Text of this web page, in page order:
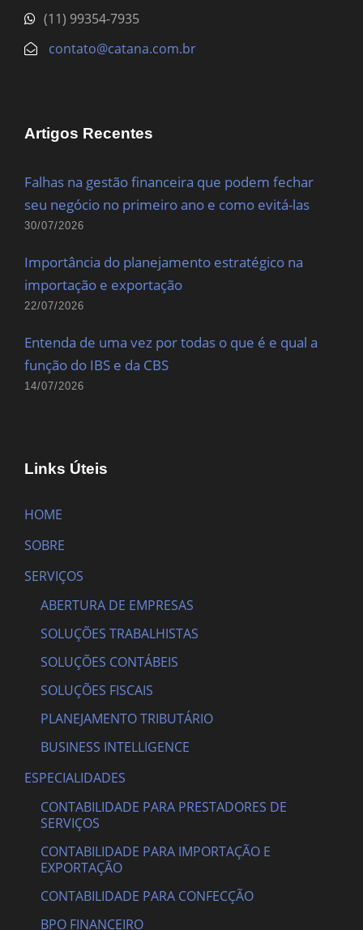
(11) 99354-7935
contato@catana.com.br
Artigos Recentes
Falhas na gestão financeira que podem fechar
seu negócio no primeiro ano e como evitá-las
30/07/2026
Importância do planejamento estratégico na
importação e exportação
22/07/2026
Entenda de uma vez por todas o que é e qual a
função do IBS e da CBS
14/07/2026
Links Úteis
HOME
SOBRE
SERVIÇOS
ABERTURA DE EMPRESAS
SOLUÇÕES TRABALHISTAS
SOLUÇÕES CONTÁBEIS
SOLUÇÕES FISCAIS
PLANEJAMENTO TRIBUTÁRIO
BUSINESS INTELLIGENCE
ESPECIALIDADES
CONTABILIDADE PARA PRESTADORES DE
SERVIÇOS
CONTABILIDADE PARA IMPORTAÇÃO E
EXPORTAÇÃO
CONTABILIDADE PARA CONFECÇÃO
BPO FINANCEIRO